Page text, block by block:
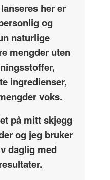
her er
og
naturlige
mengder uten
ingredienser,
voks.
på mitt skjegg
og jeg bruker
daglig med